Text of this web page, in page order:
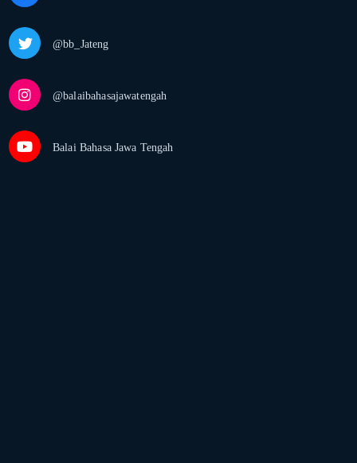
@bb_Jateng
@balaibahasajawatengah
Balai Bahasa Jawa Tengah